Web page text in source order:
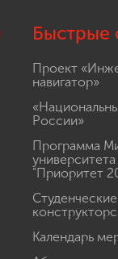
Быстрые
Проект
навигатор»
России»
Программа
"Приоритет
Студенческие
Календарь